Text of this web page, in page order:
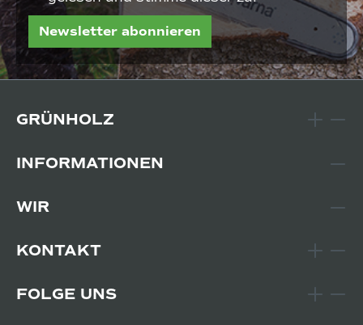
Newsletter abonnieren
GRÜNHOLZ
INFORMATIONEN
WIR
KONTAKT
FOLGE UNS